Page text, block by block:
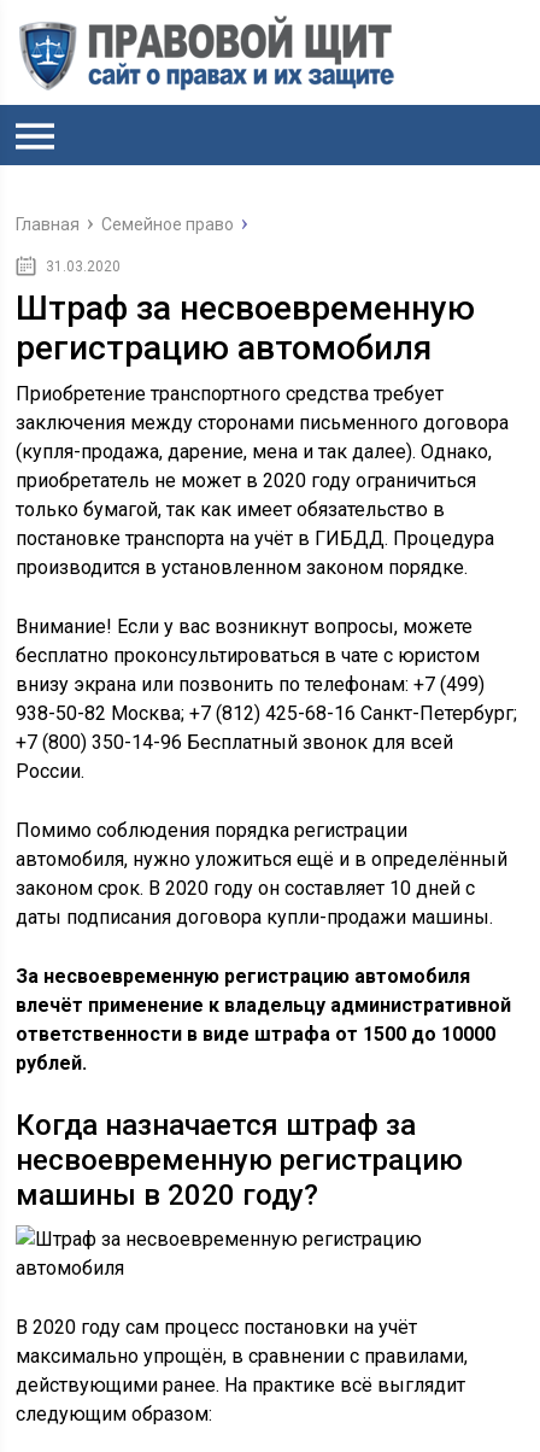
Главная Семейное право
31.03.2020
Штраф за несвоевременную
регистрацию автомобиля
Приобретение транспортного средства требует
заключения между сторонами письменного договора
(купля-продажа, дарение, мена и так далее). Однако,
приобретатель не может в 2020 году ограничиться
только бумагой, так как имеет обязательство в
постановке транспорта на учёт в ГИБДД. Процедура
производится в установленном законом порядке.
Внимание! Если у вас возникнут вопросы, можете
бесплатно проконсультироваться в чате с юристом
внизу экрана или позвонить по телефонам: +7 (499)
938-50-82 Москва; +7 (812) 425-68-16 Санкт-Петербург;
+7 (800) 350-14-96 Бесплатный звонок для всей
России.
Помимо соблюдения порядка регистрации
автомобиля, нужно уложиться ещё и в определённый
законом срок. В 2020 году он составляет 10 дней с
даты подписания договора купли-продажи машины.
За несвоевременную регистрацию автомобиля
влечёт применение к владельцу административной
ответственности в виде штрафа от 1500 до 10000
рублей.
Когда назначается штраф за
несвоевременную регистрацию
машины в 2020 году?
В 2020 году сам процесс постановки на учёт
максимально упрощён, в сравнении с правилами,
действующими ранее. На практике всё выглядит
следующим образом: